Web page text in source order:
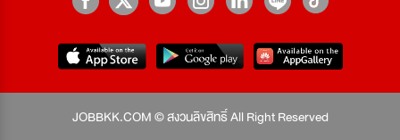
JOBBKK.COM © สงวนลิขสิทธิ์ All Right Reserved